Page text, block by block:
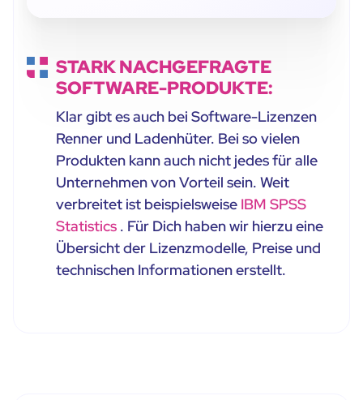
STARK NACHGEFRAGTE
SOFTWARE-PRODUKTE:
Klar gibt es auch bei Software-Lizenzen
Renner und Ladenhüter. Bei so vielen
Produkten kann auch nicht jedes für alle
Unternehmen von Vorteil sein. Weit
verbreitet ist beispielsweise IBM SPSS
Statistics . Für Dich haben wir hierzu eine
Übersicht der Lizenzmodelle, Preise und
technischen Informationen erstellt.